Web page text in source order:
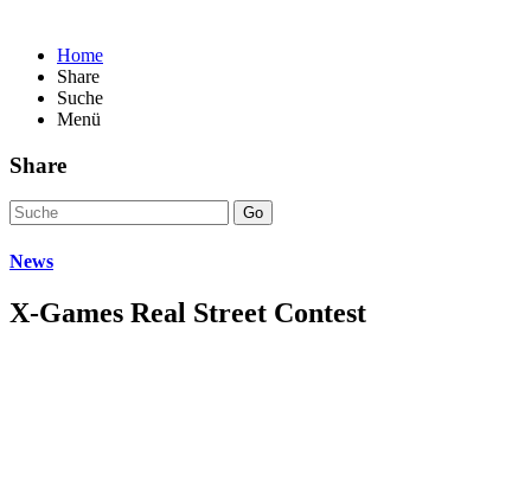
Home
Share
Suche
Menü
Share
Go
News
X-Games Real Street Contest